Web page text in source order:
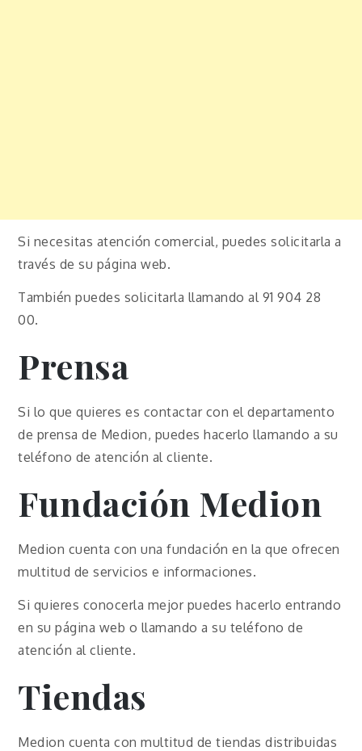
Si necesitas atención comercial, puedes solicitarla a
través de su página web.
También puedes solicitarla llamando al 91 904 28
00.
Prensa
Si lo que quieres es contactar con el departamento
de prensa de Medion, puedes hacerlo llamando a su
teléfono de atención al cliente.
Fundación Medion
Medion cuenta con una fundación en la que ofrecen
multitud de servicios e informaciones.
Si quieres conocerla mejor puedes hacerlo entrando
en su página web o llamando a su teléfono de
atención al cliente.
Tiendas
Medion cuenta con multitud de tiendas distribuidas